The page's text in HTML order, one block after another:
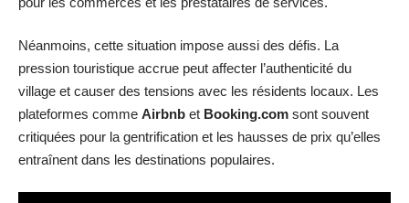
Néanmoins, cette situation impose aussi des défis. La
pression touristique accrue peut affecter l’authenticité du
village et causer des tensions avec les résidents locaux. Les
plateformes comme Airbnb et Booking.com sont souvent
critiquées pour la gentrification et les hausses de prix qu’elles
entraînent dans les destinations populaires.